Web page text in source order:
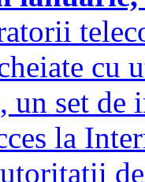
cu
un set de
la